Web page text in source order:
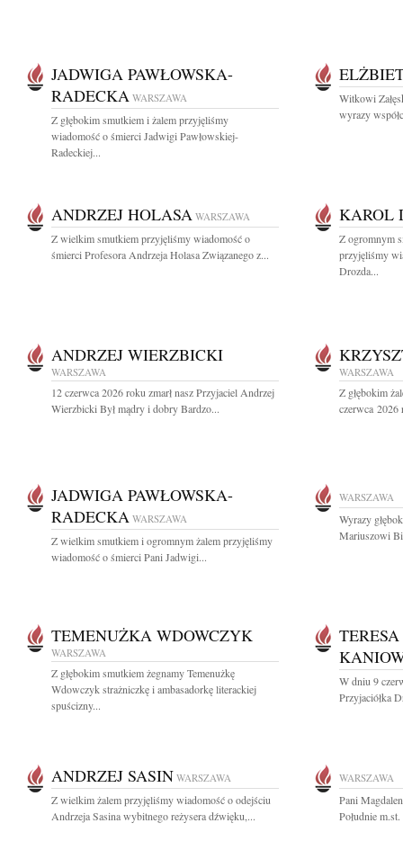
JADWIGA PAWŁOWSKA-
RADECKA WARSZAWA
Z głębokim smutkiem i żalem przyjęliśmy
wiadomość o śmierci Jadwigi Pawłowskiej-
Radeckiej...
Witkowi
wyrazy
ANDRZEJ HOLASA WARSZAWA
Z wielkim smutkiem przyjęliśmy wiadomość o
śmierci Profesora Andrzeja Holasa Związanego z...
KAROL
Z ogromnym
przyjęliśmy
Drozda...
ANDRZEJ WIERZBICKI
WARSZAWA
12 czerwca 2026 roku zmarł nasz Przyjaciel Andrzej
Wierzbicki Był mądry i dobry Bardzo...
WARSZAWA
Z głębokim
czerwca 2026
JADWIGA PAWŁOWSKA-
RADECKA WARSZAWA
Z wielkim smutkiem i ogromnym żalem przyjęliśmy
wiadomość o śmierci Pani Jadwigi...
WARSZAWA
Wyrazy
Mariuszowi
TEMENUŻKA WDOWCZYK
WARSZAWA
Z głębokim smutkiem żegnamy Temenużkę
Wdowczyk strażniczkę i ambasadorkę literackiej
spuścizny...
W dniu 9
Przyjaciółka
ANDRZEJ SASIN WARSZAWA
Z wielkim żalem przyjęliśmy wiadomość o odejściu
Andrzeja Sasina wybitnego reżysera dźwięku,...
WARSZAWA
Pani
Południe